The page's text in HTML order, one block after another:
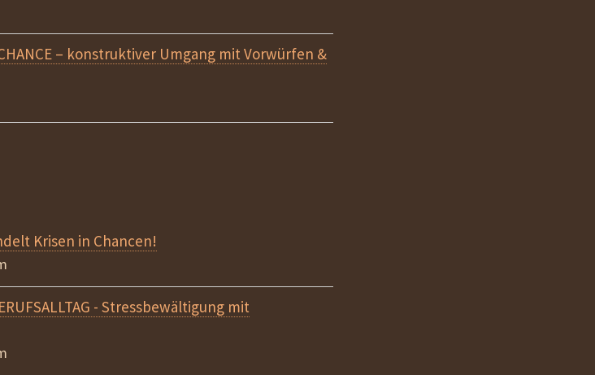
AGB
– konstruktiver Umgang mit Vorwürfen &
Krisen in Chancen!
- Stressbewältigung mit